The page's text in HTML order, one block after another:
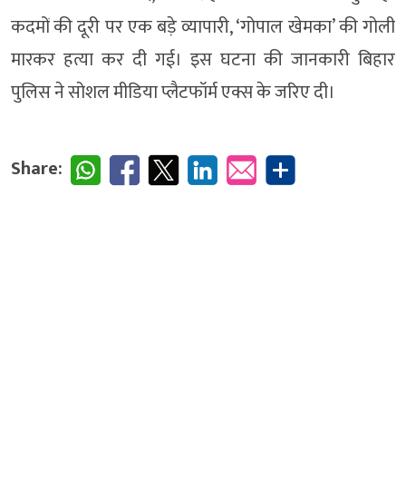
कदमों की दूरी पर एक बड़े व्यापारी, ‘गोपाल खेमका’ की गोली
मारकर हत्या कर दी गई। इस घटना की जानकारी बिहार
पुलिस ने सोशल मीडिया प्लैटफॉर्म एक्स के जरिए दी।
Share: